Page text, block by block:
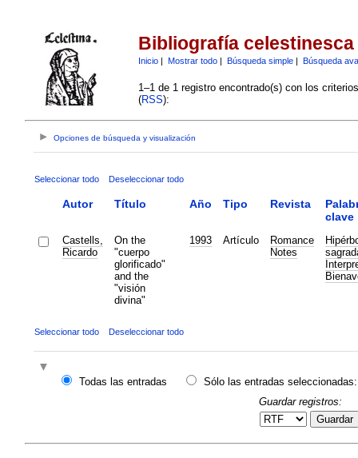
Bibliografía celestinesca
Inicio| Mostrar todo| Búsqueda simple| Búsqueda
1–1 de 1 registro encontrado(s) con los
(RSS):
Opciones de búsqueda y visualización
Seleccionar todo Deseleccionar todo
Autor Título Año Tipo Revista
clave
Castells,
Ricardo
On the
"cuerpo
glorificado"
and the
"visión
divina"
1993 Artículo
Romance
Notes
Seleccionar todo Deseleccionar todo
Todas las entradas
Sólo las entradas seleccionadas:
Guardar registros:
Guardar